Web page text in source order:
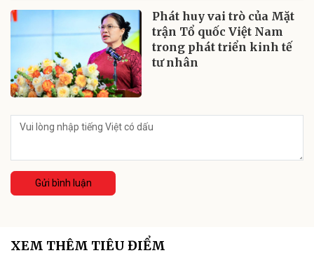
Phát huy vai trò của Mặt
trận Tổ quốc Việt Nam
trong phát triển kinh tế
tư nhân
Gửi bình luận
XEM THÊM TIÊU ĐIỂM